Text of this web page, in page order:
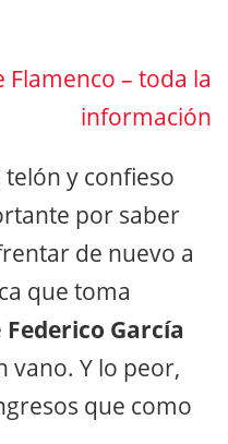
Flamenco – toda la
información
y confieso
por saber
de nuevo a
que toma
Federico García
vano. Y lo peor,
que como